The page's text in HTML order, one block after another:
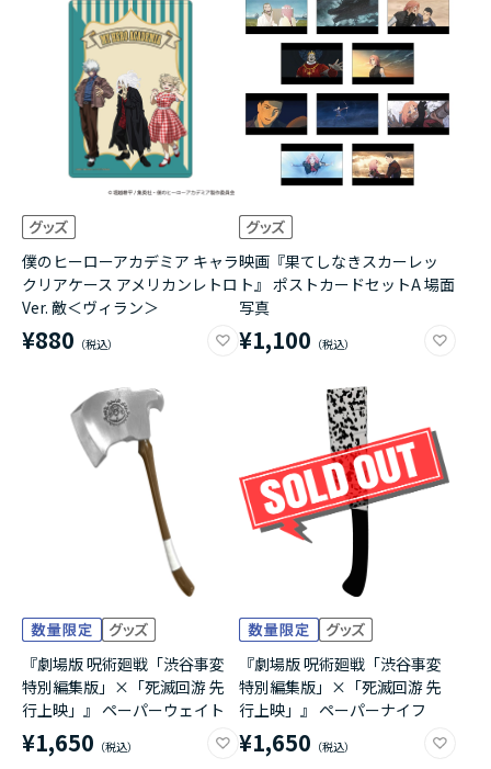
僕のヒーローアカデミア キャラ
クリアケース アメリカンレトロ
Ver. 敵＜ヴィラン＞
¥880
映画『果てしなきスカーレッ
ト』 ポストカードセットA 場面
写真
¥1,100
『劇場版 呪術廻戦「渋谷事変
特別編集版」×「死滅回游 先
行上映」』 ペーパーウェイト
¥1,650
『劇場版 呪術廻戦「渋谷事変
特別編集版」×「死滅回游 先
行上映」』 ペーパーナイフ
¥1,650